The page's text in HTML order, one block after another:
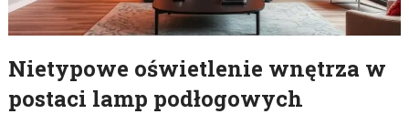
Nietypowe oświetlenie wnętrza w
postaci lamp podłogowych